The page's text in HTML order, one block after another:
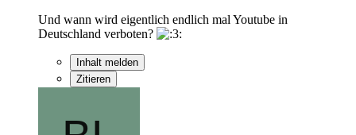
Und wann wird eigentlich endlich mal Youtube in
Deutschland verboten?
Inhalt melden
Zitieren